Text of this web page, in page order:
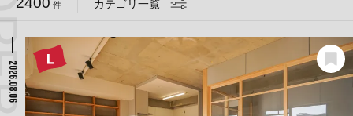
渋井不動産のメンバー
会社情報
件 カテゴリ一覧
2026.08.06